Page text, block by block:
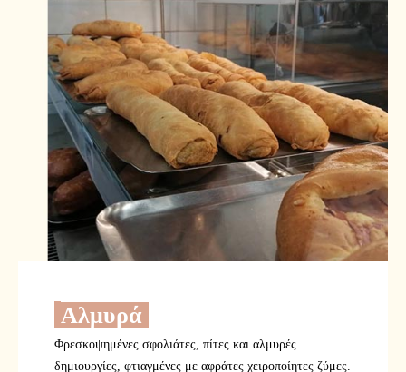
Αλμυρά
Φρεσκοψημένες σφολιάτες, πίτες και αλμυρές
δημιουργίες, φτιαγμένες με αφράτες χειροποίητες ζύμες.